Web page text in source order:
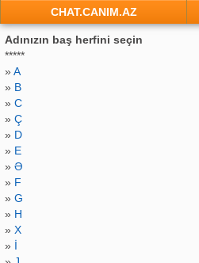
CHAT.CANIM.AZ
Adınızın baş herfini seçin
*****
»A
» B
» C
» Ç
» D
» E
» Ə
» F
» G
» H
» X
» İ